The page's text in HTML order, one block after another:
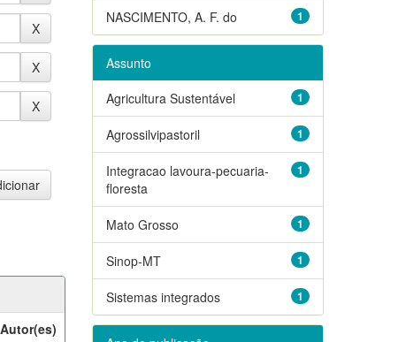
Autor(es)
1
NASCIMENTO, A. F. do
Assunto
1
Agricultura Sustentável
1
Agrossilvipastoril
1
Integracao lavoura-pecuaria-
floresta
1
Mato Grosso
1
Sinop-MT
1
Sistemas integrados